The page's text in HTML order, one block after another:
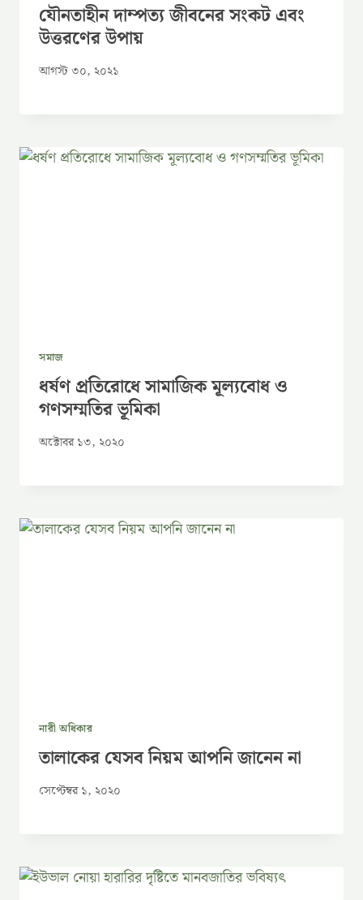
যৌনতাহীন দাম্পত্য জীবনের সংকট এবং
উত্তরণের উপায়
আগস্ট ৩০, ২০২১
সমাজ
ধর্ষণ প্রতিরোধে সামাজিক মূল্যবোধ ও
গণসম্মতির ভূমিকা
অক্টোবর ১৩, ২০২০
নারী অধিকার
তালাকের যেসব নিয়ম আপনি জানেন না
সেপ্টেম্বর ১, ২০২০